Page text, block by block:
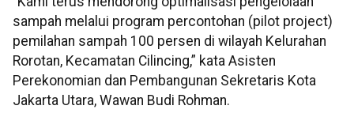
sampah melalui program percontohan (pilot project)
pemilahan sampah 100 persen di wilayah Kelurahan
Rorotan, Kecamatan Cilincing,” kata Asisten
Perekonomian dan Pembangunan Sekretaris Kota
Jakarta Utara, Wawan Budi Rohman.